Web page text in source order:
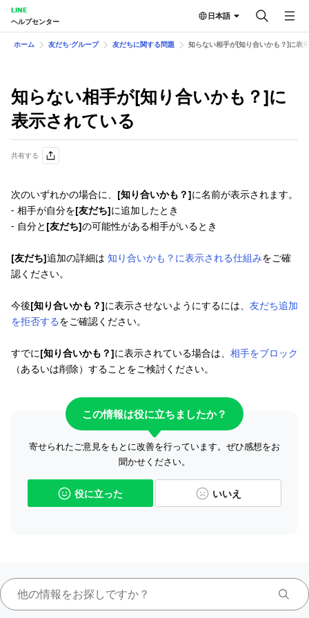
LINE
ヘルプセンター
日本語
ホーム 友だち⋅グループ 友だちに関する問題 知らない相手が[知り合いかも？]に表
知らない相手が[知り合いかも？]に
表示されている
共有する
次のいずれかの場合に、 [知り合いかも？]に名前が表示されます。
- 相手が自分を[友だち]に追加したとき
- 自分と [友だち]の可能性がある相手がいるとき
[友だち]追加の詳細は 知り合いかも？に表示される仕組みをご確
認ください。
今後[知り合いかも？]に表示させないようにするには、 友だち追加
を拒否するをご確認ください。
すでに[知り合いかも？]に表示されている場合は、 相手をブロック
（あるいは削除）することをご検討ください。
この情報は役に立ちましたか？
寄せられたご意見をもとに改善を行っています。ぜひ感想をお
聞かせください。
役に立った いいえ